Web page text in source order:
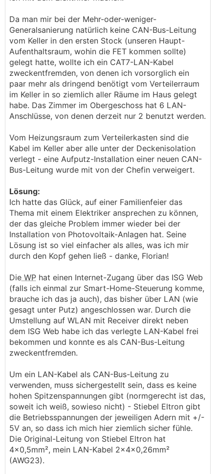
Da man mir bei der Mehr-oder-weniger-
Generalsanierung natürlich keine CAN-Bus-Leitung
vom Keller in den ersten Stock (unseren Haupt-
Aufenthaltsraum, wohin die FET kommen sollte)
gelegt hatte, wollte ich ein CAT7-LAN-Kabel
zweckentfremden, von denen ich vorsorglich ein
paar mehr als dringend benötigt vom Verteilerraum
im Keller in so ziemlich aller Räume im Haus gelegt
habe. Das Zimmer im Obergeschoss hat 6 LAN-
Anschlüsse, von denen derzeit nur 2 benutzt werden.
Vom Heizungsraum zum Verteilerkasten sind die
Kabel im Keller aber alle unter der Deckenisolation
verlegt - eine Aufputz-Installation einer neuen CAN-
Bus-Leitung wurde mit von der Chefin verweigert.
Lösung:
Ich hatte das Glück, auf einer Familienfeier das
Thema mit einem Elektriker ansprechen zu können,
der das gleiche Problem immer wieder bei der
Installation von Photovoltaik-Anlagen hat. Seine
Lösung ist so viel einfacher als alles, was ich mir
durch den Kopf gehen ließ - danke, Florian!
Die WP hat einen Internet-Zugang über das ISG Web
(falls ich einmal zur Smart-Home-Steuerung komme,
brauche ich das ja auch), das bisher über LAN (wie
gesagt unter Putz) angeschlossen war. Durch die
Umstellung auf WLAN mit Receiver direkt neben
dem ISG Web habe ich das verlegte LAN-Kabel frei
bekommen und konnte es als CAN-Bus-Leitung
zweckentfremden.
Um ein LAN-Kabel als CAN-Bus-Leitung zu
verwenden, muss sichergestellt sein, dass es keine
hohen Spitzenspannungen gibt (normgerecht ist das,
soweit ich weiß, sowieso nicht) - Stiebel Eltron gibt
die Betriebsspannungen der jeweiligen Adern mit +/-
5V an, so dass ich mich hier ziemlich sicher fühle.
Die Original-Leitung von Stiebel Eltron hat
4x0,5mm², mein LAN-Kabel 2x4x0,26mm²
(AWG23).